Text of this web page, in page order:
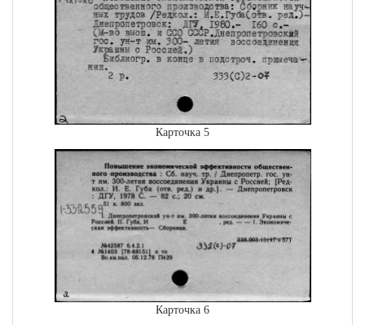
Карточка 5
Карточка 6